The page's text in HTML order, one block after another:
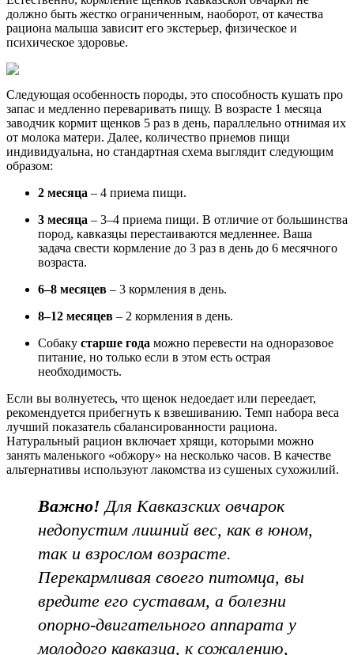
должно быть жестко ограниченным, наоборот, от качества
рациона малыша зависит его экстерьер, физическое и
психическое здоровье.
Следующая особенность породы, это способность кушать про
запас и медленно переваривать пищу. В возрасте 1 месяца
заводчик кормит щенков 5 раз в день, параллельно отнимая их
от молока матери. Далее, количество приемов пищи
индивидуальна, но стандартная схема выглядит следующим
образом:
2 месяца – 4 приема пищи.
3 месяца – 3–4 приема пищи. В отличие от большинства
пород, кавказцы перестаиваются медленнее. Ваша
задача свести кормление до 3 раз в день до 6 месячного
возраста.
6–8 месяцев – 3 кормления в день.
8–12 месяцев – 2 кормления в день.
Собаку старше года можно перевести на одноразовое
питание, но только если в этом есть острая
необходимость.
Если вы волнуетесь, что щенок недоедает или переедает,
рекомендуется прибегнуть к взвешиванию. Темп набора веса
лучший показатель сбалансированности рациона.
Натуральный рацион включает хрящи, которыми можно
занять маленького «обжору» на несколько часов. В качестве
альтернативы используют лакомства из сушеных сухожилий.
Важно! Для Кавказских овчарок
недопустим лишний вес, как в юном,
так и взрослом возрасте.
Перекармливая своего питомца, вы
вредите его суставам, а болезни
опорно-двигательного аппарата у
молодого кавказца, к сожалению,